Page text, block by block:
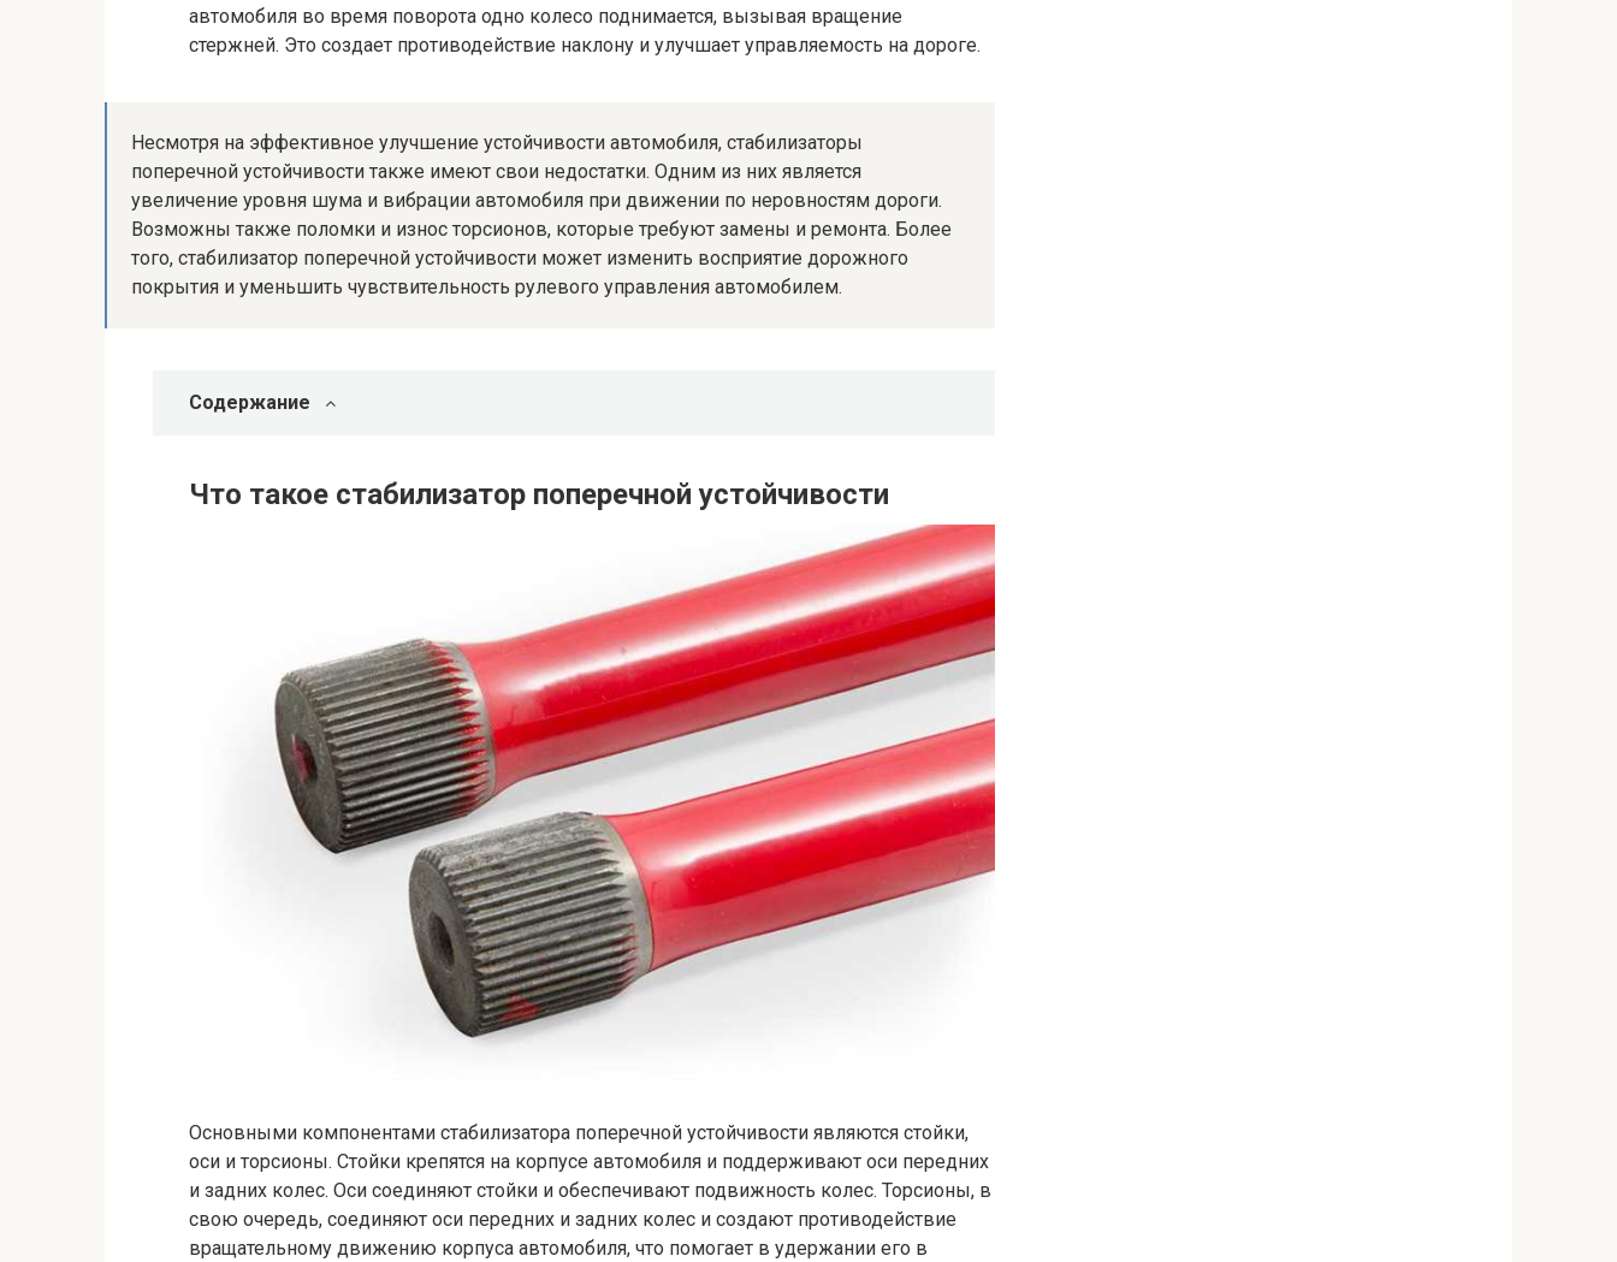
автомобиля во время поворота одно колесо поднимается, вызывая вращение
стержней. Это создает противодействие наклону и улучшает управляемость на дороге.
Несмотря на эффективное улучшение устойчивости автомобиля, стабилизаторы
поперечной устойчивости также имеют свои недостатки. Одним из них является
увеличение уровня шума и вибрации автомобиля при движении по неровностям дороги.
Возможны также поломки и износ торсионов, которые требуют замены и ремонта. Более
того, стабилизатор поперечной устойчивости может изменить восприятие дорожного
покрытия и уменьшить чувствительность рулевого управления автомобилем.
Содержание
Что такое стабилизатор поперечной устойчивости
Основными компонентами стабилизатора поперечной устойчивости являются стойки,
оси и торсионы. Стойки крепятся на корпусе автомобиля и поддерживают оси передних
и задних колес. Оси соединяют стойки и обеспечивают подвижность колес. Торсионы, в
свою очередь, соединяют оси передних и задних колес и создают противодействие
вращательному движению корпуса автомобиля, что помогает в удержании его в